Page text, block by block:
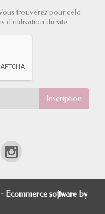
trouverez pour cela
d'utilisation du site.
- Ecommerce software by